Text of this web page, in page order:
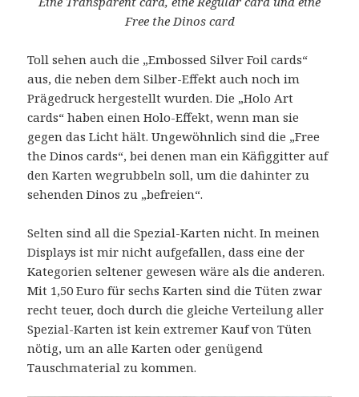
Free the Dinos card
Toll sehen auch die „Embossed Silver Foil cards“
aus, die neben dem Silber-Effekt auch noch im
Prägedruck hergestellt wurden. Die „Holo Art
cards“ haben einen Holo-Effekt, wenn man sie
gegen das Licht hält. Ungewöhnlich sind die „Free
the Dinos cards“, bei denen man ein Käfiggitter auf
den Karten wegrubbeln soll, um die dahinter zu
sehenden Dinos zu „befreien“.
Selten sind all die Spezial-Karten nicht. In meinen
Displays ist mir nicht aufgefallen, dass eine der
Kategorien seltener gewesen wäre als die anderen.
Mit 1,50 Euro für sechs Karten sind die Tüten zwar
recht teuer, doch durch die gleiche Verteilung aller
Spezial-Karten ist kein extremer Kauf von Tüten
nötig, um an alle Karten oder genügend
Tauschmaterial zu kommen.